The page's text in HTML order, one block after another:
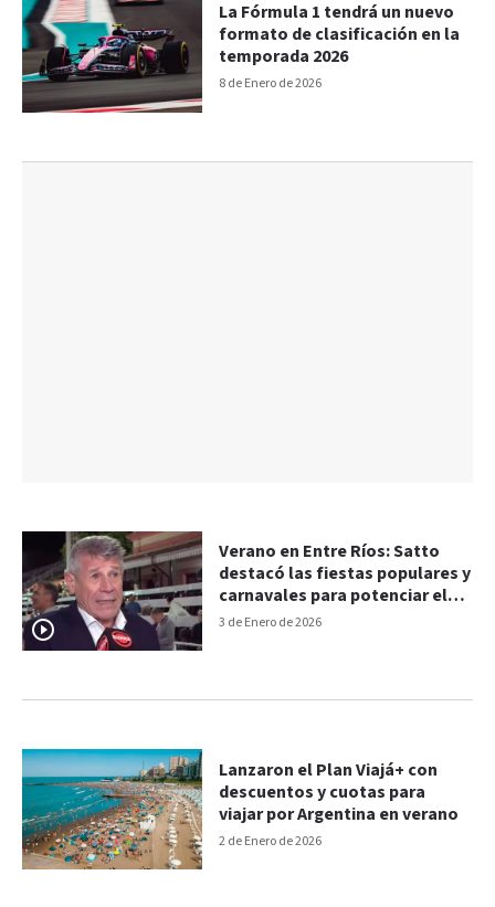
8 de Enero de 2026
La Fórmula 1 tendrá un nuevo
formato de clasificación en la
temporada 2026
3 de Enero de 2026
Verano en Entre Ríos: Satto
destacó las fiestas populares y
carnavales para potenciar el
turismo
2 de Enero de 2026
Lanzaron el Plan Viajá+ con
descuentos y cuotas para
viajar por Argentina en verano